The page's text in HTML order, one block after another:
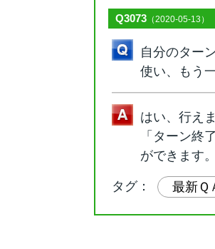
Q3073 （2020-05-13）
自分のター
使い、もう
はい、行えま
「ターン終
ができます。
タグ： 最新Ｑ